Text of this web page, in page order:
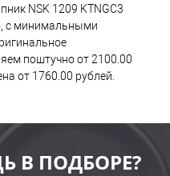
NSK 1209 KTNGC3
с минимальными
поштучно от 2100.00
от 1760.00 рублей.
В ПОДБОРЕ?